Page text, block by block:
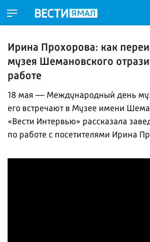
Ирина Прохорова: как
музея Шемановского
работе
18 мая — Международный день
его встречают в Музее имени
«Вести Интервью» рассказала
по работе с посетителями Ирина